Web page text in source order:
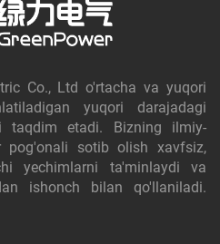
Co., Ltd o'rtacha va yuqori
yuqori darajadagi
taqdim etadi. Bizning ilmiy-
sotib olish xavfsiz,
yechimlarni ta'minlaydi va
ishonch bilan qo'llaniladi.